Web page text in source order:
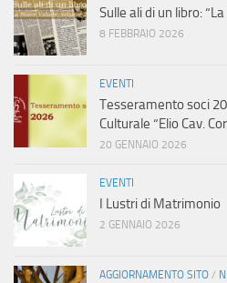
Sulle ali di un libro:
8 FEBBRAIO 2026
EVENTI
Tesseramento soci
Culturale “Elio Cav.
20 GENNAIO 2026
EVENTI
I Lustri di Matrimonio
2 GENNAIO 2026
AGGIORNAMENTO SITO /